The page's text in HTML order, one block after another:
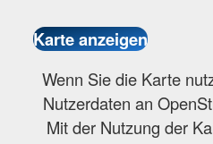
Wenn Sie die Karte
Nutzerdaten an
Mit der Nutzung der